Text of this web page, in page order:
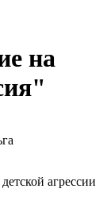
на
агрессии